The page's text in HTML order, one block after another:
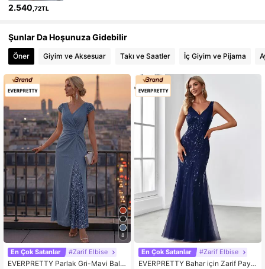
2.540 ,72TL
Şunlar Da Hoşunuza Gidebilir
Öner Giyim ve Aksesuar Takı ve Saatler İç Giyim ve Pijama
8
En Çok Satanlar #Zarif Elbise
EVERPRETTY Parlak Gri-Mavi Balo
En Çok Satanlar #Zarif Elbise
EVERPRETTY Bahar için Zarif Paye